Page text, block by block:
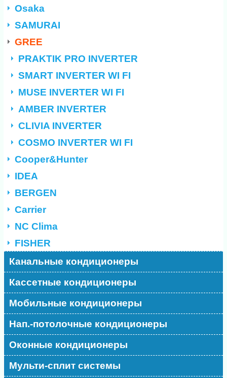
Osaka
SAMURAI
GREE
PRAKTIK PRO INVERTER
SMART INVERTER WI FI
MUSE INVERTER WI FI
AMBER INVERTER
CLIVIA INVERTER
COSMO INVERTER WI FI
Cooper&Hunter
IDEA
BERGEN
Carrier
NC Clima
FISHER
Канальные кондиционеры
Кассетные кондиционеры
Мобильные кондиционеры
Нап.-потолочные кондиционеры
Оконные кондиционеры
Мульти-сплит системы